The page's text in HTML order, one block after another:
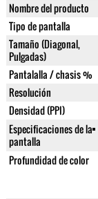
Nombre del producto
Tipo de pantalla
Tamaño (Diagonal,
Pulgadas)
Pantalalla / chasis %
Resolución
Densidad (PPI)
Especificaciones de la
pantalla
Profundidad de color